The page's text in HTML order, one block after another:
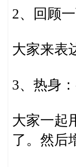
2、回顾
大家来表
3、热身
大家一起
了。然后